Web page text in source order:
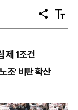
공
유
텍
스
제 1조건
조' 비판 확산